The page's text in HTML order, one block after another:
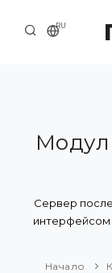
RU
О КОМПАНИИ
ПРИМЕРЫ И
КАТАЛОГ
Сервер
интерфейсом
Начало